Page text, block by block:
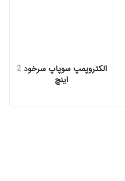
الکتروپمپ سوپاپ سرخود 2
اینچ